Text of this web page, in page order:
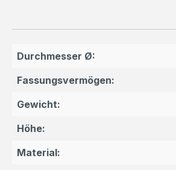
Durchmesser Ø:
Fassungsvermögen:
Gewicht:
Höhe:
Material: